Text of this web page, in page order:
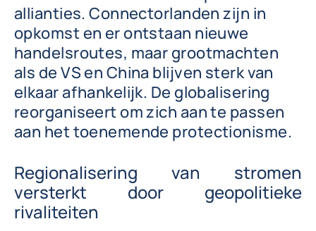
allianties. Connectorlanden zijn in
opkomst en er ontstaan nieuwe
handelsroutes, maar grootmachten
als de VS en China blijven sterk van
elkaar afhankelijk. De globalisering
reorganiseert om zich aan te passen
aan het toenemende protectionisme.
Regionalisering van stromen
versterkt door geopolitieke
rivaliteiten